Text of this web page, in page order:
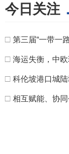
今日关注
□ 第三届“一带一
□ 海运失衡，中欧
□ 科伦坡港口城
□ 相互赋能、协